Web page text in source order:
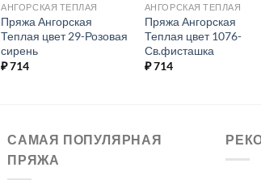
АНГОРСКАЯ ТЕПЛАЯ
Пряжа Ангорская
Теплая цвет 29-Розовая
сирень
₽714
АНГОРСКАЯ ТЕПЛАЯ
Пряжа Ангорская
Теплая цвет 1076-
Св.фисташка
₽714
САМАЯ ПОПУЛЯРНАЯ
ПРЯЖА